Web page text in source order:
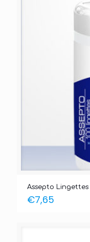
Assepto
€7,65